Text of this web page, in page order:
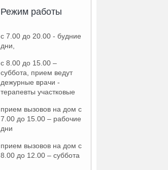
Режим работы
с 7.00 до 20.00 - будние
дни,
с 8.00 до 15.00 –
суббота, прием ведут
дежурные врачи -
терапевты участковые
прием вызовов на дом с
7.00 до 15.00 – рабочие
дни
прием вызовов на дом с
8.00 до 12.00 – суббота